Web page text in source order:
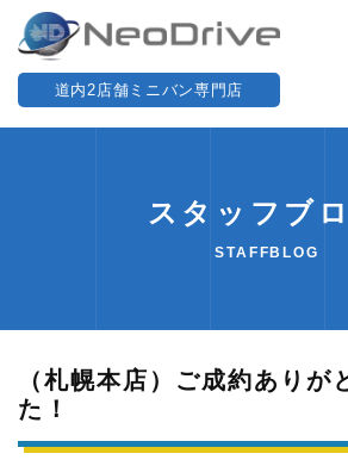
道内2店舗ミニバン専門店
スタッフブ
STAFFBLOG
（札幌本店）ご成約ありが
た！